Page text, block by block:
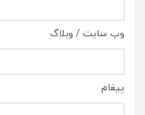
وب سایت / وبلاگ
پیغام